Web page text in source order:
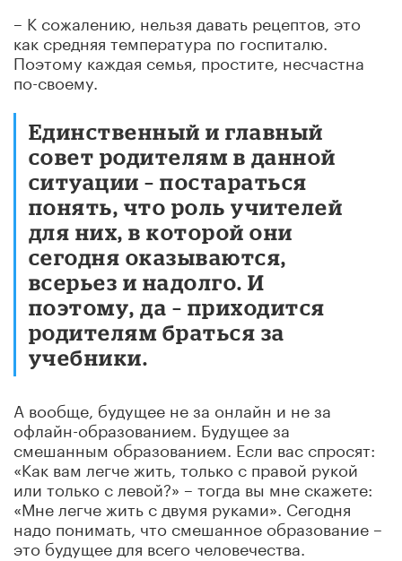
– К сожалению, нельзя давать рецептов, это
как средняя температура по госпиталю.
Поэтому каждая семья, простите, несчастна
по-своему.
Единственный и главный
совет родителям в данной
ситуации – постараться
понять, что роль учителей
для них, в которой они
сегодня оказываются,
всерьез и надолго. И
поэтому, да – приходится
родителям браться за
учебники.
А вообще, будущее не за онлайн и не за
офлайн-образованием. Будущее за
смешанным образованием. Если вас спросят:
«Как вам легче жить, только с правой рукой
или только с левой?» – тогда вы мне скажете:
«Мне легче жить с двумя руками». Сегодня
надо понимать, что смешанное образование –
это будущее для всего человечества.